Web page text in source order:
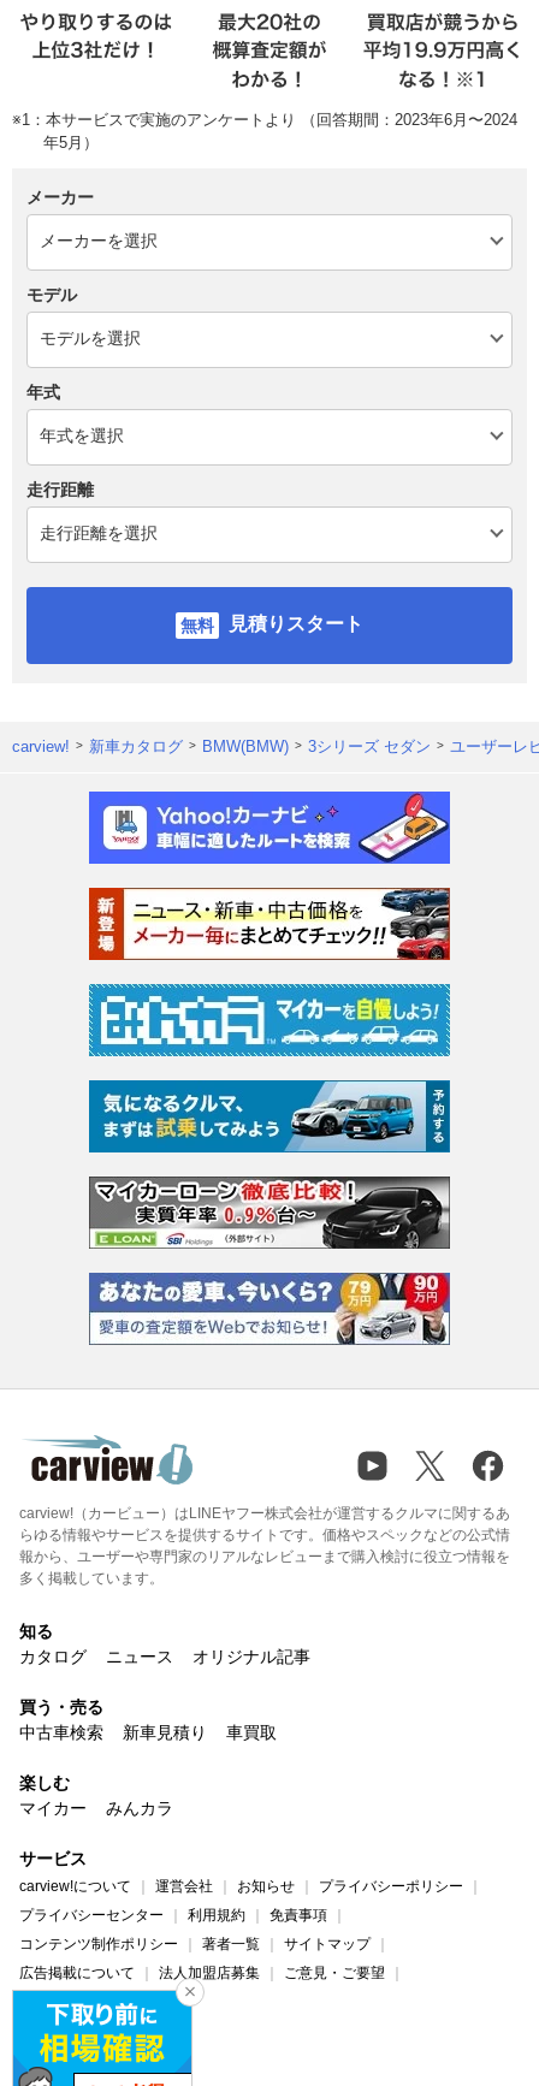
※1：本サービスで実施のアンケートより （回答期間：2023年6月〜2024
年5月）
メーカー
モデル
年式
走行距離
見積りスタート
carview! 新車カタログ BMW(BMW) 3シリーズ セダン ユーザーレ
carview!（カービュー）はLINEヤフー株式会社が運営するクルマに関するあ
らゆる情報やサービスを提供するサイトです。価格やスペックなどの公式情
報から、ユーザーや専門家のリアルなレビューまで購入検討に役立つ情報を
多く掲載しています。
知る
カタログ
ニュース オリジナル記事
買う・売る
中古車検索
新車見積り 車買取
楽しむ
マイカー
みんカラ
サービス
carview!について 運営会社 お知らせ
プライバシーポリシー
プライバシーセンター
利用規約
免責事項
コンテンツ制作ポリシー
著者一覧
サイトマップ
広告掲載について
法人加盟店募集
ご意見・ご要望
ヘルプ・お問い合わせ
carview! Yahoo! JAPAN